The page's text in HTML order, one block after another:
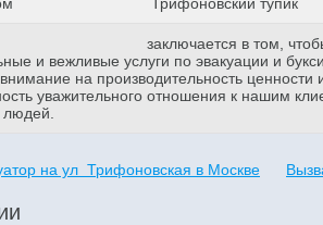
заключается в том,
и вежливые услуги по эвакуации и
на производительность
уважительного отношения к нашим
людей.
на ул Трифоновская в Москве